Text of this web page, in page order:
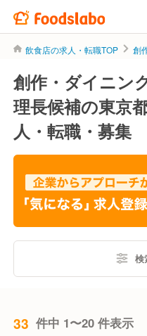
飲食店の求人・転職TOP 創
創作・ダイニン
理長候補の東京
人・転職・募集
検
33 件中 1〜20 件表示